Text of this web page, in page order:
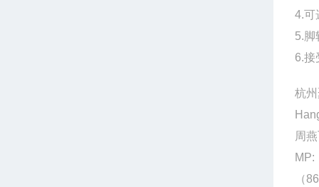
4.可
5.脚
6.接
杭
周
MP:
（